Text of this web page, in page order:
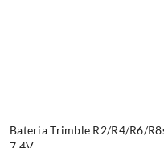
Bateria Trimble R2/R4/R6/